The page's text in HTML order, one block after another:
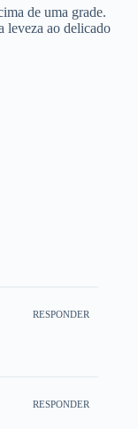
de uma grade.
leveza ao delicado
RESPONDER
RESPONDER